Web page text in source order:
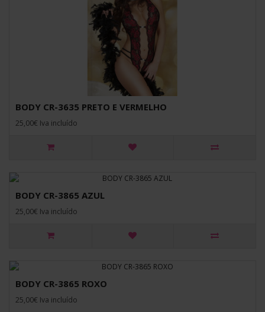
BODY CR-3635 PRETO E VERMELHO
25,00€ Iva incluído
BODY CR-3865 AZUL
25,00€ Iva incluído
BODY CR-3865 ROXO
25,00€ Iva incluído